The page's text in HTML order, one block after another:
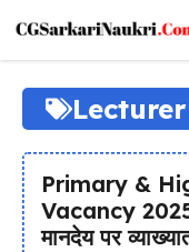
content
Primary &
Vacancy
मानदेय पर